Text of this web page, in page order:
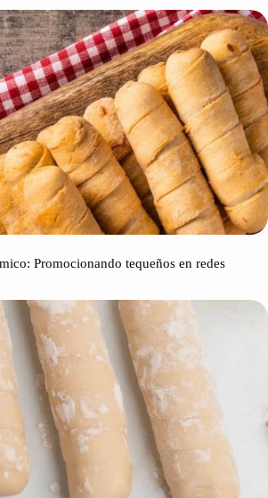
Promocionando tequeños en redes